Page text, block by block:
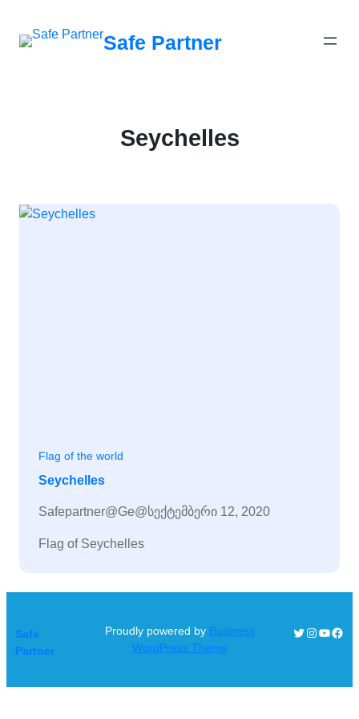
გადასვლა
Safe Partner
Seychelles
Flag of the world
Seychelles
Safepartner@ge@სექტემბერი 12, 2020
Flag of Seychelles
Safe
Partner
Proudly powered by Business
WordPress Theme
Twitter